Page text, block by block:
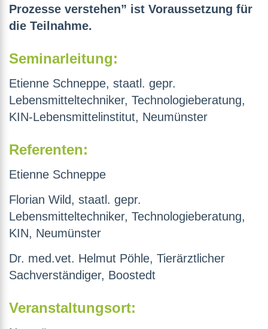
Prozesse verstehen” ist Voraussetzung für
die Teilnahme.
Seminarleitung:
Etienne Schneppe, staatl. gepr.
Lebensmitteltechniker, Technologieberatung,
KIN-Lebensmittelinstitut, Neumünster
Referenten:
Etienne Schneppe
Florian Wild, staatl. gepr.
Lebensmitteltechniker, Technologieberatung,
KIN, Neumünster
Dr. med.vet. Helmut Pöhle, Tierärztlicher
Sachverständiger, Boostedt
Veranstaltungsort: